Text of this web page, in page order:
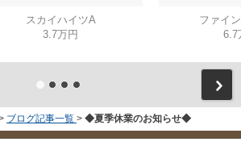
スカイハイツA
3.7万円
ファイ
6.7
ブログ記事一覧 > ◆夏季休業のお知らせ◆